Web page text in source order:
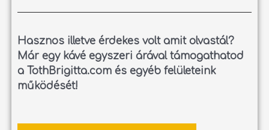
Hasznos illetve érdekes volt amit olvastál?
Már egy kávé egyszeri árával támogathatod
a TothBrigitta.com és egyéb felületeink
működését!